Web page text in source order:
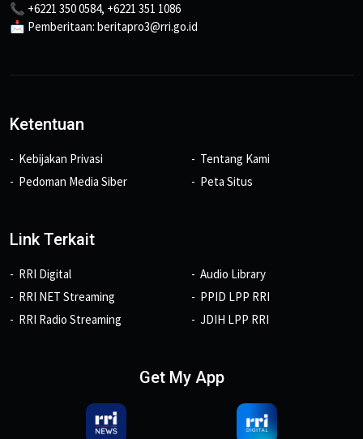
📞 +6221 350 0584, +6221 351 1086
📩 Pemberitaan: beritapro3@rri.go.id
Ketentuan
Kebijakan Privasi
Pedoman Media Siber
Tentang Kami
Peta Situs
Link Terkait
RRI Digital
RRI NET Streaming
RRI Radio Streaming
Audio Library
PPID LPP RRI
JDIH LPP RRI
Get My App